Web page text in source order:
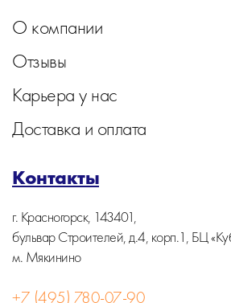
О компании
Отзывы
Карьера у нас
Доставка и оплата
Контакты
г. Красногорск, 143401,
бульвар Строителей, д.4, корп.1, БЦ
м. Мякинино
+7 (495) 780-07-90